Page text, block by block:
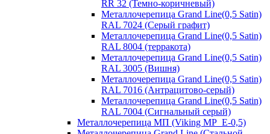
RR 32 (Темно-коричневый)
Металлочерепица Grand Line(0,5 Satin)
RAL 7024 (Серый графит)
Металлочерепица Grand Line(0,5 Satin)
RAL 8004 (терракота)
Металлочерепица Grand Line(0,5 Satin)
RAL 3005 (Вишня)
Металлочерепица Grand Line(0,5 Satin)
RAL 7016 (Антрацитово-серый)
Металлочерепица Grand Line(0,5 Satin)
RAL 7004 (Сигнальный серый)
Металлочерепица МП (Viking MP_E-0,5)